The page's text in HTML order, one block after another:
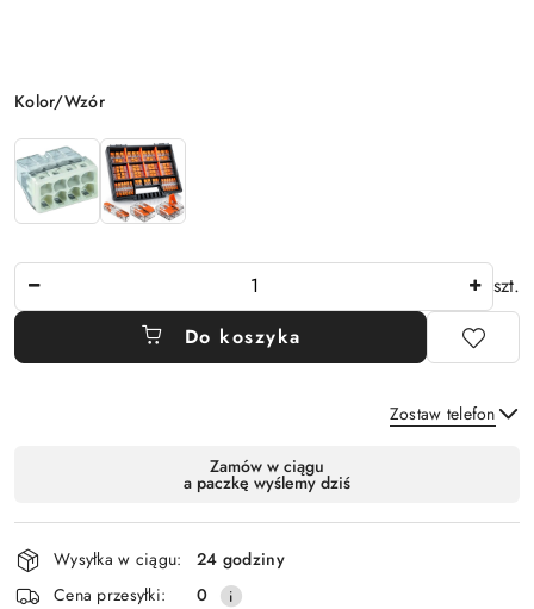
Wariant
Kolor/Wzór
szt.
Do koszyka
Zostaw telefon
Wyślij
dostawa
Zamów w ciągu
a paczkę wyślemy dziś
Wysyłka w ciągu:
24 godziny
Cena przesyłki:
0